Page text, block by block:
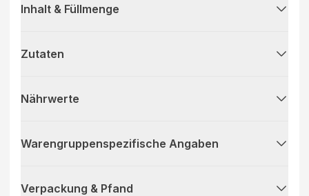
Inhalt & Füllmenge
Zutaten
Nährwerte
Warengruppenspezifische Angaben
Verpackung & Pfand